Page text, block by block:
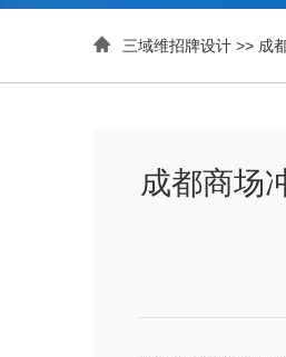
 三域维招牌设计 >> 成
成都商场